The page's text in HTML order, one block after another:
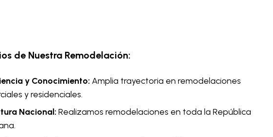
de Nuestra Remodelación:
y Conocimiento: Amplia trayectoria en remodelaciones
y residenciales.
Nacional: Realizamos remodelaciones en toda la República